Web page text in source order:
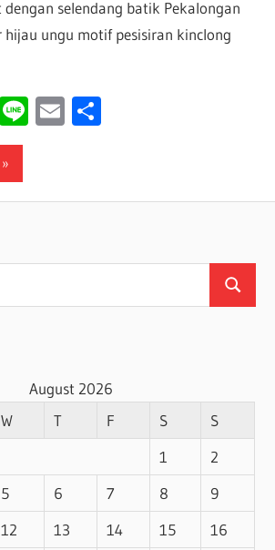
selendang batik Pekalongan
hijau ungu motif pesisiran kinclong
WhatsApp
LineEmail
Search
August 2026
W T F S
S
1
2
5 6 7 8
9
12 13 14 15
16